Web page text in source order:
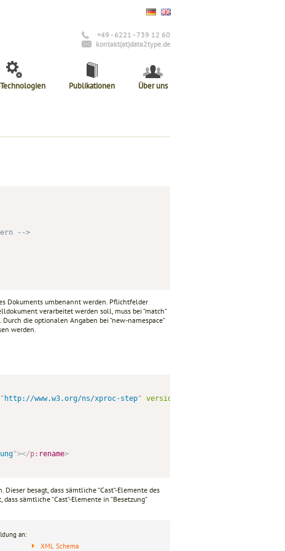
+49 - 6221 - 739 12 60
kontakt(at)data2type.de
Publikationen Über uns
-->
Dokuments umbenannt werden. Pflichtfelder
verarbeitet werden soll, muss bei “match“
die optionalen Angaben bei “new-namespace“
werden.
" http://www.w3.org/ns/xproc-step" version
"></p: rename>
besagt, dass sämtliche “Cast“-Elemente des
sämtliche “Cast“-Elemente in “Besetzung“
an:
XML Schema